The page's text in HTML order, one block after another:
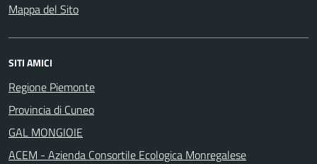
Mappa del Sito
SITI AMICI
Regione Piemonte
Provincia di Cuneo
GAL MONGIOIE
ACEM - Azienda Consortile Ecologica Monregalese